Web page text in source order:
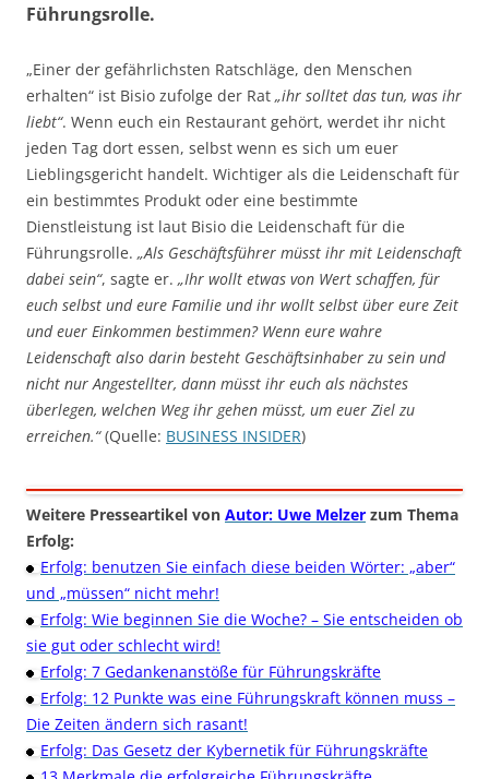
Führungsrolle.
„Einer der gefährlichsten Ratschläge, den Menschen
erhalten“ ist Bisio zufolge der Rat „ihr solltet das tun, was ihr
liebt“. Wenn euch ein Restaurant gehört, werdet ihr nicht
jeden Tag dort essen, selbst wenn es sich um euer
Lieblingsgericht handelt. Wichtiger als die Leidenschaft für
ein bestimmtes Produkt oder eine bestimmte
Dienstleistung ist laut Bisio die Leidenschaft für die
Führungsrolle. „Als Geschäftsführer müsst ihr mit Leidenschaft
dabei sein“, sagte er. „Ihr wollt etwas von Wert schaffen, für
euch selbst und eure Familie und ihr wollt selbst über eure Zeit
und euer Einkommen bestimmen? Wenn eure wahre
Leidenschaft also darin besteht Geschäftsinhaber zu sein und
nicht nur Angestellter, dann müsst ihr euch als nächstes
überlegen, welchen Weg ihr gehen müsst, um euer Ziel zu
erreichen.“(Quelle: BUSINESS INSIDER)
Weitere Presseartikel von Autor: Uwe Melzer zum Thema
Erfolg:
Erfolg: benutzen Sie einfach diese beiden Wörter: „aber“
und „müssen“ nicht mehr!
Erfolg: Wie beginnen Sie die Woche? – Sie entscheiden ob
sie gut oder schlecht wird!
Erfolg: 7 Gedankenanstöße für Führungskräfte
Erfolg: 12 Punkte was eine Führungskraft können muss –
Die Zeiten ändern sich rasant!
Erfolg: Das Gesetz der Kybernetik für Führungskräfte